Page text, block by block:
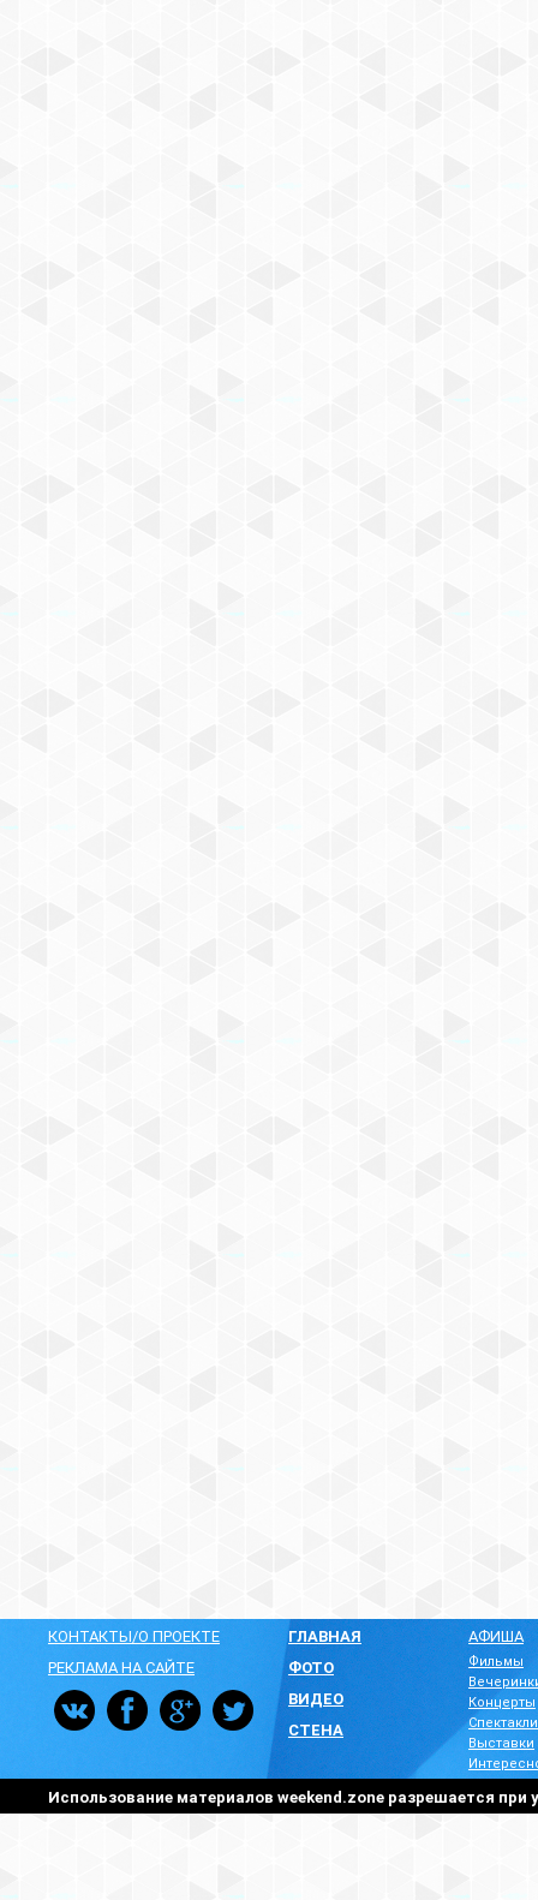
КОНТАКТЫ/О ПРОЕКТЕ
РЕКЛАМА НА САЙТЕ
ГЛАВНАЯ
ФОТО
ВИДЕО
СТЕНА
АФИША
Фильмы
Концерты
Спектакли
Выставки
Использование материалов weekend.zone разрешается